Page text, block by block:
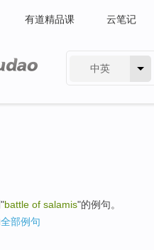
有道精品课 云笔记
中英
battle of salamis"的例句。
全部例句